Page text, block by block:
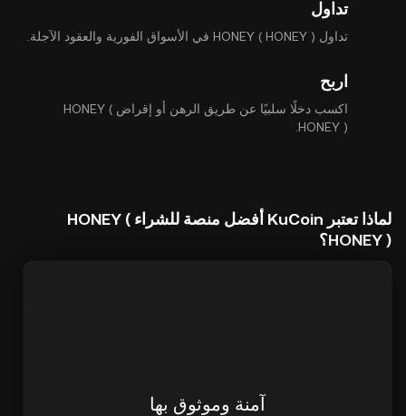
تداول
تداول HONEY ( HONEY ) في الأسواق الفورية والعقود الآجلة.
اربح
اكسب دخلًا سلبيًا عن طريق الرهن أو إقراض HONEY (
HONEY ).
لماذا تعتبر KuCoin أفضل منصة للشراء HONEY (
HONEY )؟
آمنة وموثوق بها